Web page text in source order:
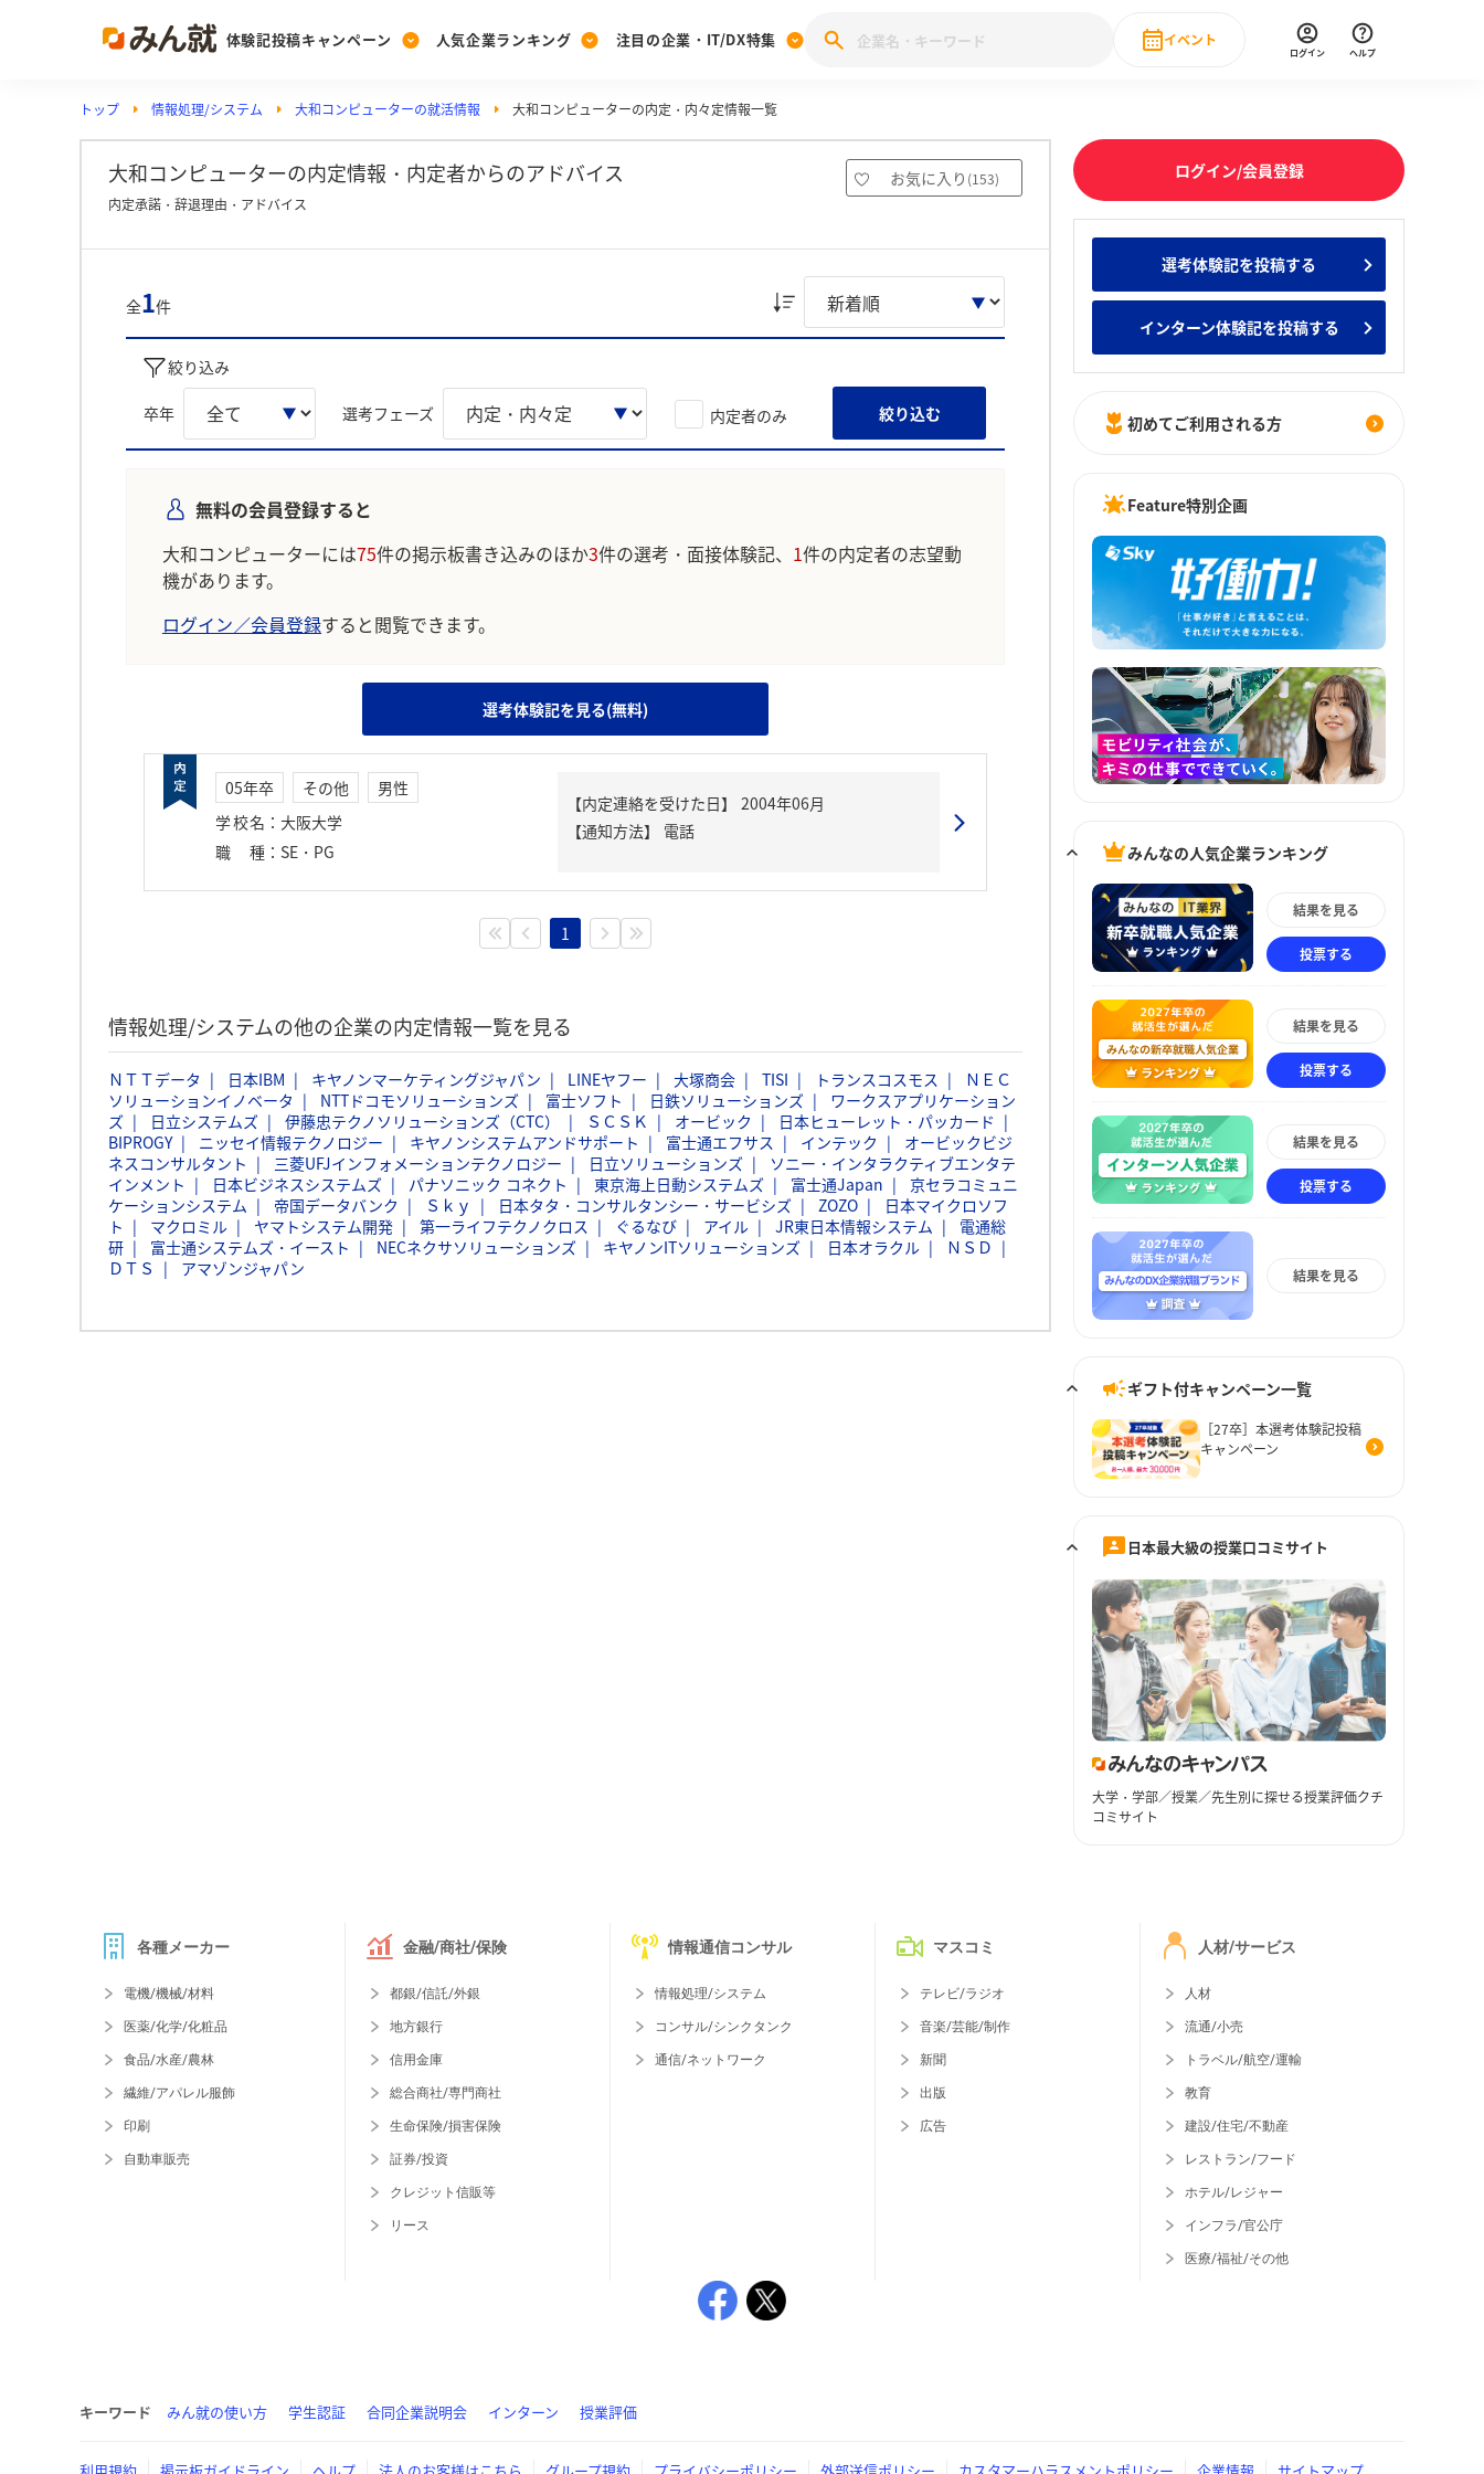
体験記投稿キャンペーン
Post
投稿する
[27卒] 本選考体験記投稿キャンペーン
人気企業ランキング
Ranking
ランキングを見る
みんなのDX企業就職ブランド調査
Vote みんなの新卒就職人気企業ランキング みんなのインターン人気企業ランキ
注目の企業・IT/DX特集
PickUp
注目の企業特集
28卒 IT・DX現場社員インタビュー
イベント
直近のイベント一覧
ログイン ヘルプ
トップ 情報処理/システム 大和コンピューターの就活情報 大和コンピューターの内定・内々定情報一覧
大和コンピューターの内定情報・内定者からのアドバイス お気に入り (153)
内定承諾・辞退理由・アドバイス
全1件
絞り込み
卒年 選考フェーズ 内定者のみ 絞り込む
無料の会員登録すると
大和コンピューターには75件の掲示板書き込みのほか3件の選考・面接体験記、 1件の内定者の志望動
機があります。
ログイン／会員登録すると閲覧できます。
選考体験記を見る(無料)
05年卒 その他
男性
学校名 ： 大阪大学
職種 ： SE・PG
【内定連絡を受けた日】
2004年06月
【通知方法】
電話
1
情報処理/システムの他の企業の内定情報一覧を見る
ＮＴＴデータ 日本IBM キヤノンマーケティングジャパン LINEヤフー 大塚商会 TISI トランスコスモス
ＮＥＣ
ソリューションイノベータ
NTTドコモソリューションズ 富士ソフト 日鉄ソリューションズ
ワークスアプリケーション
ズ
日立システムズ 伊藤忠テクノソリューションズ（CTC） ＳＣＳＫ オービック
日本ヒューレット・パッカード
BIPROGY
ニッセイ情報テクノロジー キヤノンシステムアンドサポート 富士通エフサス インテック
オービックビジ
ネスコンサルタント
三菱UFJインフォメーションテクノロジー 日立ソリューションズ
ソニー・インタラクティブエンタテ
インメント
日本ビジネスシステムズ パナソニック コネクト 東京海上日動システムズ 富士通Japan
京セラコミュニ
ケーションシステム
帝国データバンク Ｓｋｙ 日本タタ・コンサルタンシー・サービシズ ZOZO
日本マイクロソフ
ト
マクロミル ヤマトシステム開発 第一ライフテクノクロス ぐるなび アイル JR東日本情報システム
電通総
研
富士通システムズ・イースト NECネクサソリューションズ キヤノンITソリューションズ 日本オラクル
ＮＳＤ
ＤＴＳ
アマゾンジャパン
ログイン/会員登録
選考体験記を投稿する
インターン体験記を投稿する
初めてご利用される方
Feature特別企画
みんなの人気企業ランキング
結果を見る
投票する
結果を見る
投票する
結果を見る
投票する
結果を見る
ギフト付キャンペーン一覧
［27卒］本選考体験記投稿
キャンペーン
日本最大級の授業口コミサイト
大学・学部／授業／先生別に探せる授業評価クチ
コミサイト
各種メーカー
電機/機械/材料
医薬/化学/化粧品
食品/水産/農林
繊維/アパレル服飾
印刷
自動車販売
金融/商社/保険
都銀/信託/外銀
地方銀行
信用金庫
総合商社/専門商社
生命保険/損害保険
証券/投資
クレジット信販等
リース
情報通信コンサル
情報処理/システム
コンサル/シンクタンク
通信/ネットワーク
マスコミ
テレビ/ラジオ
音楽/芸能/制作
新聞
出版
広告
人材/サービス
人材
流通/小売
トラベル/航空/運輸
教育
建設/住宅/不動産
レストラン/フード
ホテル/レジャー
インフラ/官公庁
医療/福祉/その他
キーワード みん就の使い方 学生認証 合同企業説明会 インターン 授業評価